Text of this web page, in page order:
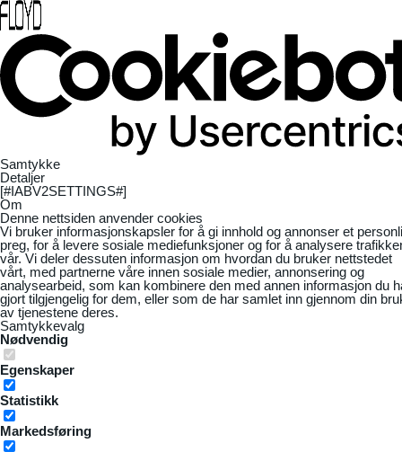
Samtykke
Detaljer
[#IABV2SETTINGS#]
Om
Denne nettsiden anvender cookies
Vi bruker informasjonskapsler for å gi innhold og annonser et
preg, for å levere sosiale mediefunksjoner og for å analysere
vår. Vi deler dessuten informasjon om hvordan du bruker nettstedet
vårt, med partnerne våre innen sosiale medier, annonsering og
analysearbeid, som kan kombinere den med annen informasjon du
gjort tilgjengelig for dem, eller som de har samlet inn gjennom din
av tjenestene deres.
Samtykkevalg
Nødvendig
Egenskaper
Statistikk
Markedsføring